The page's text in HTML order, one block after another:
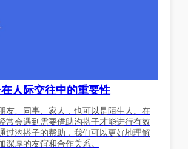
人际交往中的重要性
友、同事、家人，也可以是陌生人。在
常会遇到需要借助沟搭子才能进行有效
过沟搭子的帮助，我们可以更好地理解
深厚的友谊和合作关系。